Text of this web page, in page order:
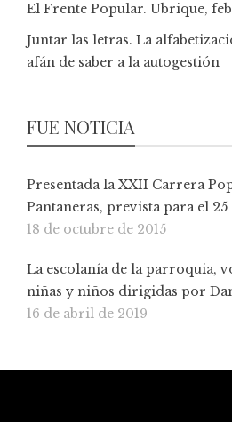
El Frente Popular. Ubrique,
Juntar las letras. La
afán de saber a la autogestión
FUE NOTICIA
Presentada la XXII Carrera
Pantaneras, prevista para el
18 de octubre de 2015
La escolanía de la parroquia,
niñas y niños dirigidas por
16 de abril de 2019